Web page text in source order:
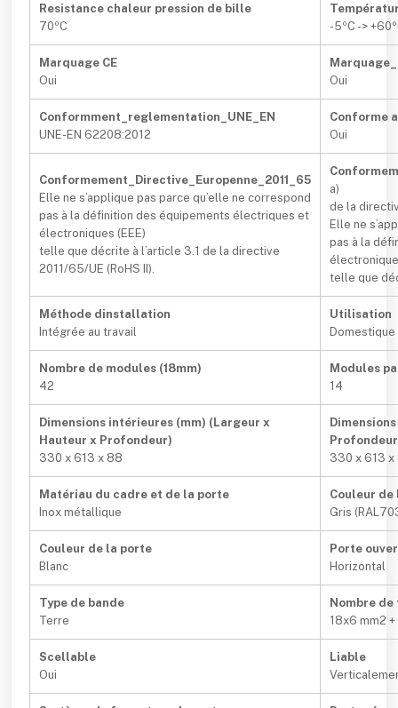
Resistance chaleur pression de bille
70ºC
-5ºC ->
Marquage CE
Oui
Oui
Conformment_reglementation_UNE_EN
UNE-EN 62208:2012
Conforme
Oui
Conformement_Directive_Europenne_2011_65
Elle ne s’applique pas parce qu’elle ne correspond
pas à la définition des équipements électriques et
électroniques (EEE)
telle que décrite à l’article 3.1 de la directive
2011/65/UE (RoHS II).
a)
de la
Elle ne
pas à la
telle que
Méthode dinstallation
Intégrée au travail
Utilisation
Nombre de modules (18mm)
42
Modules
14
Dimensions intérieures (mm) (Largeur x
Hauteur x Profondeur)
330 x 613 x 88
330 x 613
Matériau du cadre et de la porte
Inox métallique
Couleur de
Gris
Couleur de la porte
Blanc
Porte
Horizontal
Type de bande
Terre
Nombre
18x6 mm2
Scellable
Oui
Liable